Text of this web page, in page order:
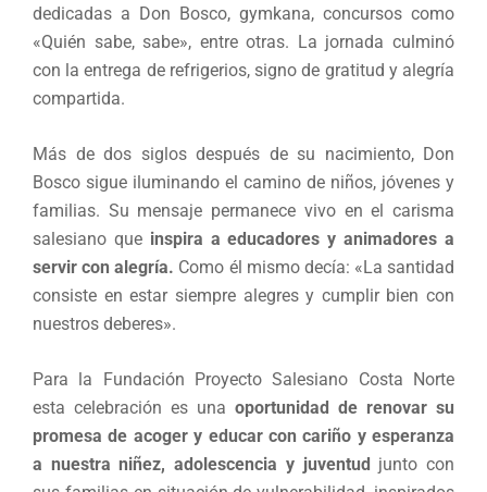
dedicadas a Don Bosco, gymkana, concursos como
«Quién sabe, sabe», entre otras. La jornada culminó
con la entrega de refrigerios, signo de gratitud y alegría
compartida.
Más de dos siglos después de su nacimiento, Don
Bosco sigue iluminando el camino de niños, jóvenes y
familias. Su mensaje permanece vivo en el carisma
salesiano queinspira a educadores y animadores a
servir con alegría. Como él mismo decía: «La santidad
consiste en estar siempre alegres y cumplir bien con
nuestros deberes».
Para la Fundación Proyecto Salesiano Costa Norte
esta celebración es una oportunidad de renovar su
promesa de acoger y educar con cariño y esperanza
a nuestra niñez, adolescencia y juventud junto con